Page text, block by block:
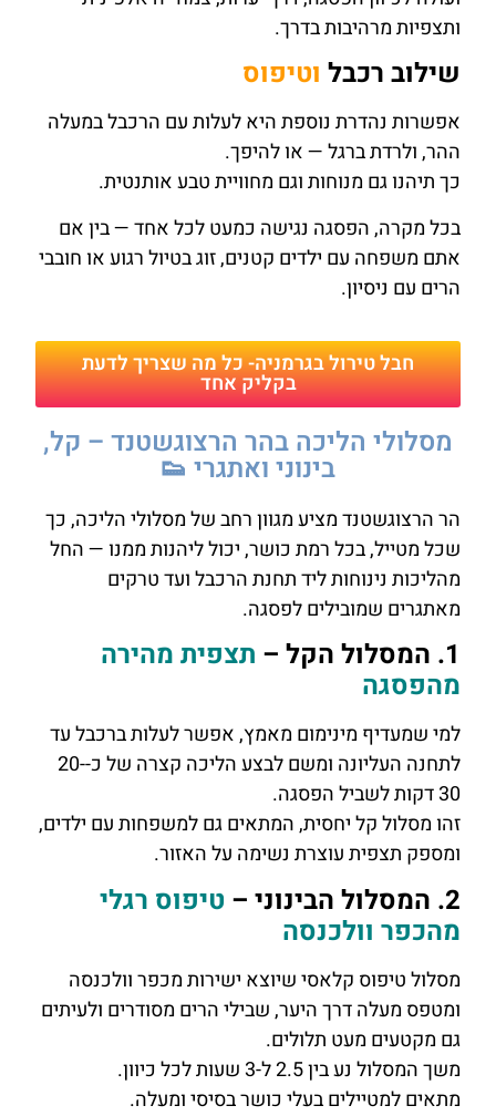
ותצפיות מרהיבות בדרך.
שילוב רכבל וטיפוס
אפשרות נהדרת נוספת היא לעלות עם הרכבל במעלה
ההר, ולרדת ברגל — או להיפך.
כך תיהנו גם מנוחות וגם מחוויית טבע אותנטית.
בכל מקרה, הפסגה נגישה כמעט לכל אחד — בין אם
אתם משפחה עם ילדים קטנים, זוג בטיול רגוע או חובבי
הרים עם ניסיון.
חבל טירול בגרמניה- כל מה שצריך לדעת
בקליק אחד
מסלולי הליכה בהר הרצוגשטנד – קל,
בינוני ואתגרי 👟
הר הרצוגשטנד מציע מגוון רחב של מסלולי הליכה, כך
שכל מטייל, בכל רמת כושר, יכול ליהנות ממנו — החל
מהליכות נינוחות ליד תחנת הרכבל ועד טרקים
מאתגרים שמובילים לפסגה.
1. המסלול הקל –
תצפית מהירה
מהפסגה
למי שמעדיף מינימום מאמץ, אפשר לעלות ברכבל עד
לתחנה העליונה ומשם לבצע הליכה קצרה של כ-20-
30 דקות לשביל הפסגה.
זהו מסלול קל יחסית, המתאים גם למשפחות עם ילדים,
ומספק תצפית עוצרת נשימה על האזור.
2. המסלול הבינוני –
טיפוס רגלי
מהכפר וולכנסה
מסלול טיפוס קלאסי שיוצא ישירות מכפר וולכנסה
ומטפס מעלה דרך היער, שבילי הרים מסודרים ולעיתים
גם מקטעים מעט תלולים.
משך המסלול נע בין 2.5 ל-3 שעות לכל כיוון.
מתאים למטיילים בעלי כושר בסיסי ומעלה.